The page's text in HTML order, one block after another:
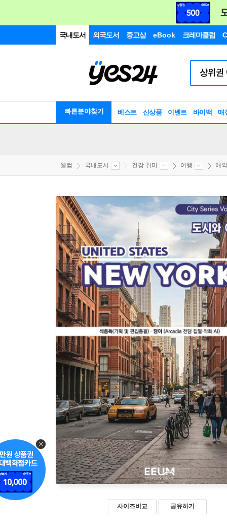
국내도서 외국도서 중고샵 eBook 크레마클럽
빠른분야찾기 베스트 신상품 이벤트 바이백 매
웰컴 국내도서 건강 취미 여행 해
사이즈비교 공유하기